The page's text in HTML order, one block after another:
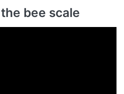
bee scale